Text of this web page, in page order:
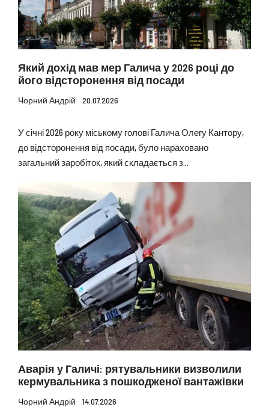
Який дохід мав мер Галича у 2026 році до
його відсторонення від посади
Чорний Андрій 20.07.2026
У січні 2026 року міському голові Галича Олегу Кантору,
до відсторонення від посади, було нараховано
загальний заробіток, який складається з...
Аварія у Галичі: рятувальники визволили
кермувальника з пошкодженої вантажівки
Чорний Андрій 14.07.2026